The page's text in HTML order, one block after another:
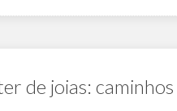
de joias: